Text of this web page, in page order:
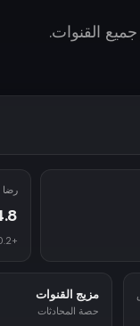
القنوات.
رضا
+0.2 هذا الأسبوع
مزيج القنوات
حصة المحادثات